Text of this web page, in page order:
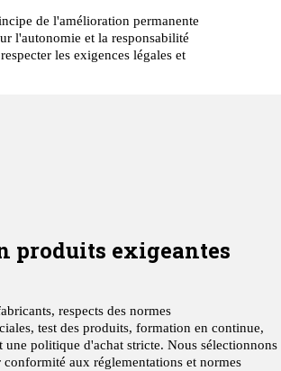
de l'amélioration permanente
l'autonomie et la responsabilité
les exigences légales et
produits exigeantes
respects des normes
test des produits, formation en continue,
une politique d'achat stricte. Nous sélectionnons
aux réglementations et normes